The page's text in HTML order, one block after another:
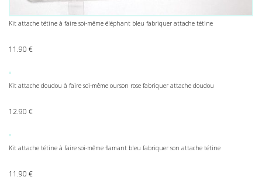
Kit attache tétine à faire soi-même éléphant bleu fabriquer attache tétine
11.90 €
Kit attache doudou à faire soi-même ourson rose fabriquer attache doudou
12.90 €
Kit attache tétine à faire soi-même flamant bleu fabriquer son attache tétine
11.90 €